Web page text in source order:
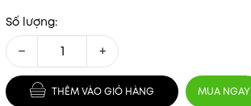
Số lượng:
− +
THÊM VÀO GIỎ HÀNG MUA NGAY
Mã khuyến mãi:
Điều kiện: